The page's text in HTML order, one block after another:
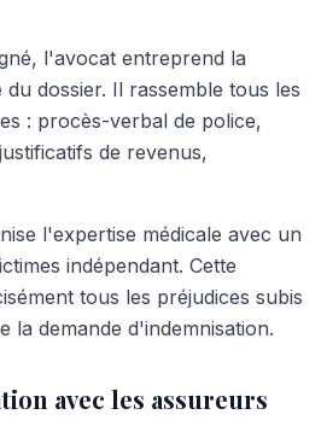
l'avocat entreprend la
dossier. Il rassemble tous les
: procès-verbal de police,
de revenus,
l'expertise médicale avec un
indépendant. Cette
tous les préjudices subis
la demande d'indemnisation.
avec les assureurs